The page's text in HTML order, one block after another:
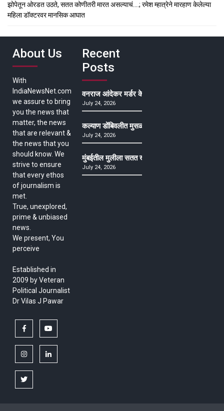
झोपेतून ओरडत उठते, सतत कोणीतरी मारत असल्याचं….; रमेश म्हात्रेने मारहाण केलेल्या
महिला डॉक्टरवर मानसिक आघात
About Us
With
IndiaNewsNet.com
we assure to bring
you the news that
matter, the news
that are relevant &
the news that you
should know. We
strive to ensure
that every ethos
of journalism is
met.
True, unexplored,
prime & unbiased
news.
We present, You
perceive
Established in
2009 by Veteran
Political Journalist
Dr Vilas J Pawar
facebook
instagramlinkedin
twitter
Recent
Posts
वनराज आंदेकर मर्डर केसमधील साक्षीदाराची हत्या,
July 24, 2026
कल्याण डोंबिवलीत मुसळधार ते अतिमुसळधार पाऊस,
July 24, 2026
मुंबईतील मुलीला सतत खोकला अन् ताप, ७ वर्षे उपचार
July 24, 2026